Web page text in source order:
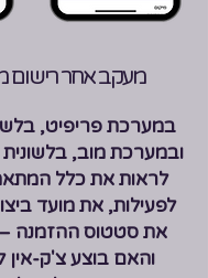
מעקב אחר
במערכת פריפיט,
ובמערכת מוב, בלשונית
לראות את כלל
לפעילות, את מועד
את סטטוס ההזמנה
והאם בוצע צ'ק-אין